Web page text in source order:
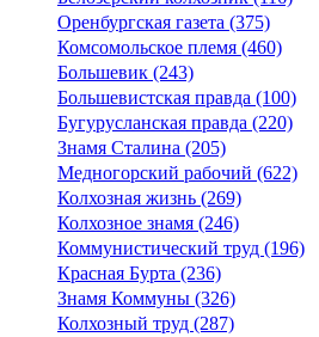
Оренбургская газета (375)
Комсомольское племя (460)
Большевик (243)
Большевистская правда (100)
Бугурусланская правда (220)
Знамя Сталина (205)
Медногорский рабочий (622)
Колхозная жизнь (269)
Колхозное знамя (246)
Коммунистический труд (196)
Красная Бурта (236)
Знамя Коммуны (326)
Колхозный труд (287)